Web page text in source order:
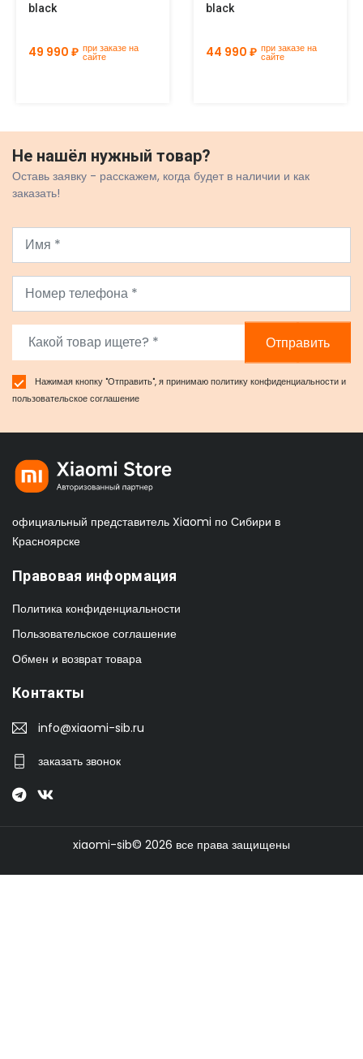
black
49 990 ₽ при заказе на
сайте
black
44 990 ₽ при заказе на
сайте
Не нашёл нужный товар?
Оставь заявку - расскажем, когда будет в наличии и как
заказать!
Отправить
Нажимая кнопку "Отправить", я принимаюполитику конфиденциальностии
пользовательское соглашение
официальный представитель Xiaomi по Сибири в
Красноярске
Правовая информация
Политика конфиденциальности
Пользовательское соглашение
Обмен и возврат товара
Контакты
info@xiaomi-sib.ru
заказать звонок
xiaomi-sib© 2026 все права защищены